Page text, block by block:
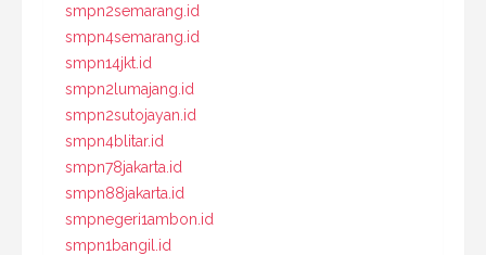
smpn2semarang.id
smpn4semarang.id
smpn14jkt.id
smpn2lumajang.id
smpn2sutojayan.id
smpn4blitar.id
smpn78jakarta.id
smpn88jakarta.id
smpnegeri1ambon.id
smpn1bangil.id